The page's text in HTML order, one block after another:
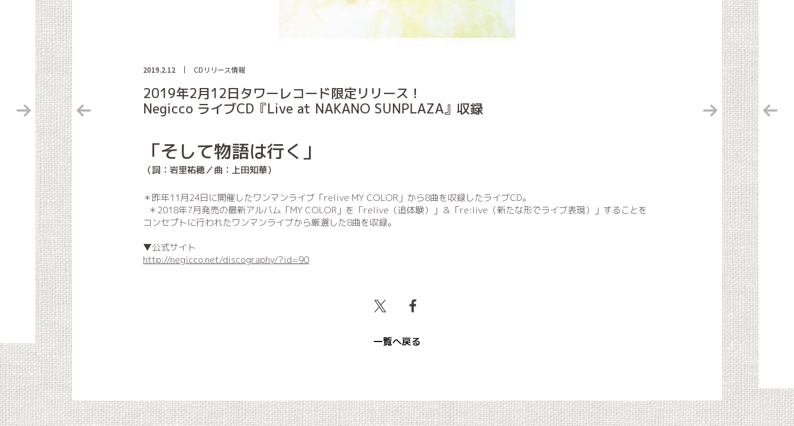
2019.2.12 CDリリース情報
2019年2月12日タワーレコード限定リリース！
Negicco ライブCD『Live at NAKANO SUNPLAZA』収録
「そして物語は行く」
（詞：岩里祐穂／曲：上田知華）
＊昨年11月24日に開催したワンマンライブ「relive MY COLOR」から8曲を収録したライブCD。
＊2018年7月発売の最新アルバム「MY COLOR」を「relive（追体験）」＆「re:live（新たな形でライブ表現）」することを
コンセプトに行われたワンマンライブから厳選した8曲を収録。
▼公式サイト
http://negicco.net/discography/?id=90
一覧へ戻る